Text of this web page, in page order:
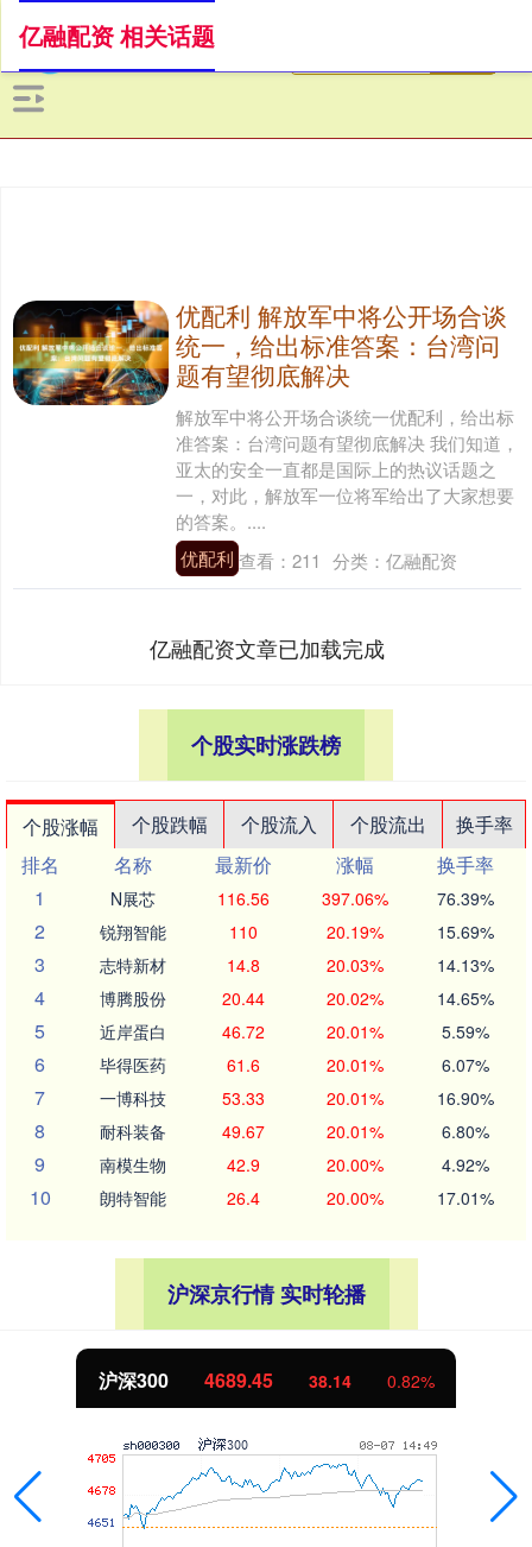
亿融配资 相关话题
优配利 解放军中将公开场合谈
统一，给出标准答案：台湾问
题有望彻底解决
解放军中将公开场合谈统一优配利，给出标
准答案：台湾问题有望彻底解决 我们知道，
亚太的安全一直都是国际上的热议话题之
一，对此，解放军一位将军给出了大家想要
的答案。....
优配利 查看： 211 分类： 亿融配资
亿融配资文章已加载完成
个股实时涨跌榜
个股涨幅 个股跌幅 个股流入 个股流出
换手率
排名
名称 最新价 涨幅
换手率
1
N展芯 116.56 397.06% 76.39%
2 锐翔智能 110 20.19% 15.69%
3 志特新材 14.8 20.03% 14.13%
4 博腾股份 20.44 20.02% 14.65%
5 近岸蛋白 46.72 20.01% 5.59%
6 毕得医药 61.6 20.01% 6.07%
7 一博科技 53.33 20.01% 16.90%
8 耐科装备 49.67 20.01% 6.80%
9 南模生物 42.9 20.00% 4.92%
10 朗特智能 26.4 20.00% 17.01%
沪深京行情 实时轮播
38.14 0.82%